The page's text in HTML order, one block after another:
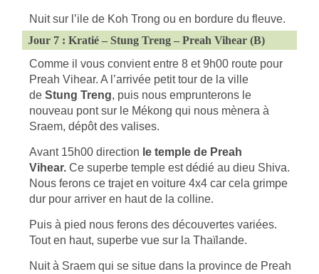
Nuit sur l’ile de Koh Trong ou en bordure du fleuve.
Jour 7 : Kratié – Stung Treng – Preah Vihear (B)
Comme il vous convient entre 8 et 9h00 route pour
Preah Vihear. A l’arrivée petit tour de la ville
deStung Treng, puis nous emprunterons le
nouveau pont sur le Mékong qui nous mènera à
Sraem, dépôt des valises.
Avant 15h00 direction le temple de Preah
Vihear. Ce superbe temple est dédié au dieu Shiva.
Nous ferons ce trajet en voiture 4x4 car cela grimpe
dur pour arriver en haut de la colline.
Puis à pied nous ferons des découvertes variées.
Tout en haut, superbe vue sur la Thaïlande.
Nuit à Sraem qui se situe dans la province de Preah